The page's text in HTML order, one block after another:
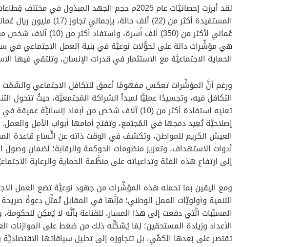
لقد أبرزت إحصائيَّات عام 2025م حجم الجهد
عُماني لأكثر من (350)
هي مؤشِّرات دالة على تحوُّلات نوعيَّة في بنية العمل الاجتماعي في
الحماية الاجتماعيَّة مع الاستثمار في قدرات الإنسان، وتلتقي فيها
ورغم أنَّ المؤشِّرات تعكس مفهومًا أعمق للتكافل الاجتماعي والسَّمْت
التكافل فيه، وتجسيدًا عمليًّا لمبدأ الشراكة المُجتمعيَّة، حيثُ تتحول
تعنيه استفادة أكثر من (10) آلاف شخص من أبعاد
إصلاحيَّة تُعِيد دمجها في المُجتمع، وتفتح أمامها أبواب الأمل
العيش الكريم للمواطن، وتكشف في الوقت ذاته عن اتِّساع قاعدة
أدوات الاستهداف، وتعزيز منظومات الحوكمة والرقابة؛ لضمانِ
إلى ارتفاع هذه الفئة وتداعياته على منظَّمة الحماية والرعاية
ومع اليقين بما تحمله هذه المؤشِّرات من جهود نوعيَّة تضع العمل
التنمية وأولويَّات العمل الوطني؛ فإنَّها في المقابل تُمثِّل دعوةً
المسبِّبات الَّتي دفعت إلى هذا المسار، للقناعة بأنَّه لا يُمكِن
الأعداد وزيادة المستحقين؛ لِمَا يُشكِّله ذلك من ضغط على الموازنات
تقتصر على بُعدها الكمِّي، بل تتجاوزه إلى تحليل سياقاتها